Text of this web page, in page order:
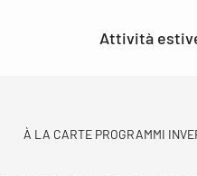
Attività
À LA CARTE PROGRAMMI